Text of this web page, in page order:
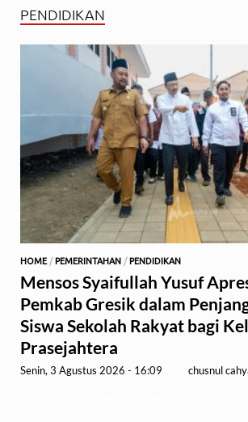
PENDIDIKAN
HOME /PEMERINTAHAN /PENDIDIKAN
Mensos Syaifullah Yusuf
Pemkab Gresik dalam
Siswa Sekolah Rakyat bagi
Prasejahtera
Senin, 3 Agustus 2026 - 16:09 chusnul